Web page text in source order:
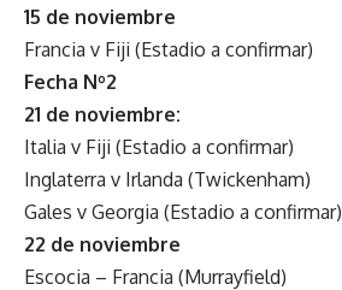
15 de noviembre
Francia v Fiji (Estadio a confirmar)
Fecha Nº2
21 de noviembre:
Italia v Fiji (Estadio a confirmar)
Inglaterra v Irlanda (Twickenham)
Gales v Georgia (Estadio a confirmar)
22 de noviembre
Escocia – Francia (Murrayfield)